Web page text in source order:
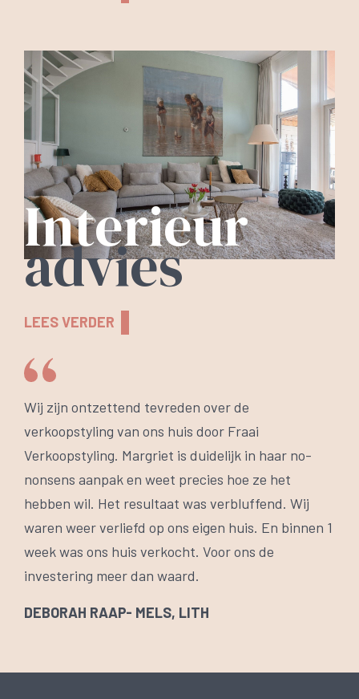
Interieur
advies
LEES VERDER
Wij zijn ontzettend tevreden over de
verkoopstyling van ons huis door Fraai
Verkoopstyling. Margriet is duidelijk in haar no-
nonsens aanpak en weet precies hoe ze het
hebben wil. Het resultaat was verbluffend. Wij
waren weer verliefd op ons eigen huis. En binnen 1
week was ons huis verkocht. Voor ons de
investering meer dan waard.
DEBORAH RAAP- MELS, LITH